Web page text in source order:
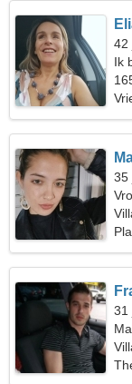
42
Ik
35
31